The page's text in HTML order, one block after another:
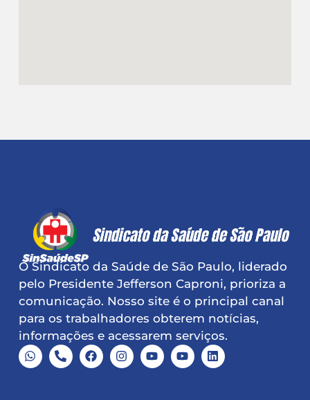
O Sindicato da Saúde de São Paulo, liderado
pelo Presidente Jefferson Caproni, prioriza a
comunicação. Nosso site é o principal canal
para os trabalhadores obterem notícias,
informações e acessarem serviços.